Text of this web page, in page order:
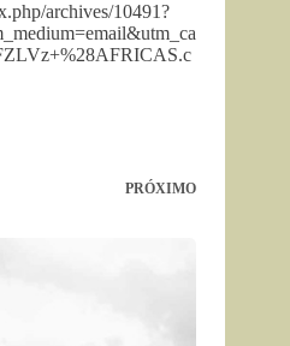
archives/10491?
PRÓXIMO